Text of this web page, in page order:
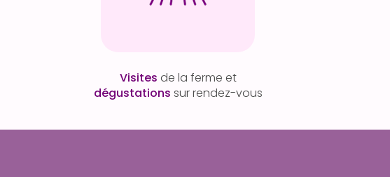
Visites de la ferme et
dégustations sur rendez-vous